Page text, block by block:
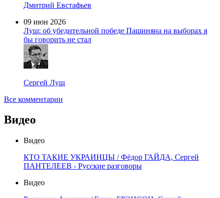
Дмитрий Евстафьев
09 июн 2026
Лущ: об убедительной победе Пашиняна на выборах я
бы говорить не стал
Сергей Лущ
Все комментарии
Видео
Видео
КТО ТАКИЕ УКРАИНЦЫ / Фёдор ГАЙДА, Сергей
ПАНТЕЛЕЕВ - Русские разговоры
Видео